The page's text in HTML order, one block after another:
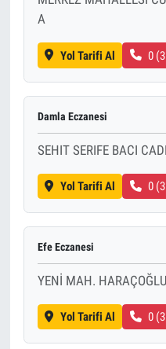
A
Yol Tarifi Al 0
Damla Eczanesi
SEHIT SERIFE BACI
Yol Tarifi Al 0
Efe Eczanesi
YENİ MAH.
Yol Tarifi Al 0